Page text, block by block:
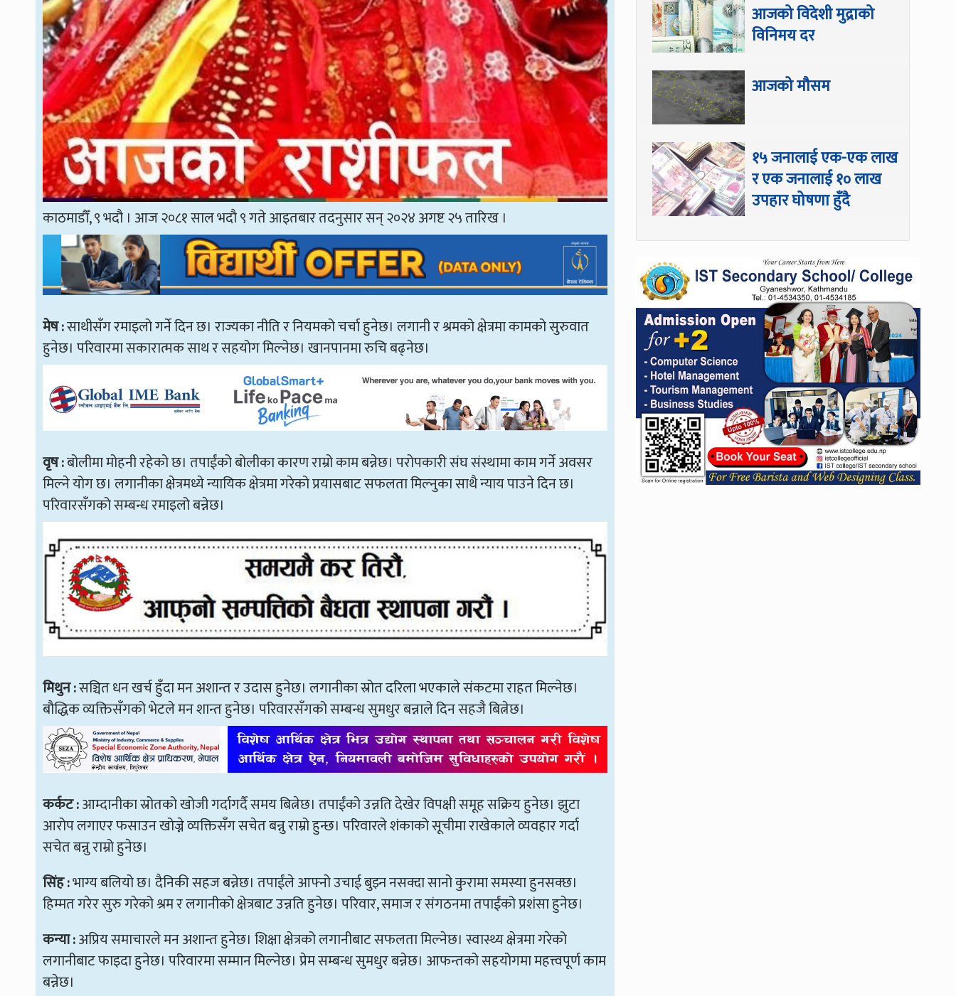
काठमाडौँ, ९ भदौ । आज २०८१ साल भदौ ९ गते आइतबार तदनुसार सन् २०२४ अगष्ट २५ तारिख ।
मेष:साथीसँग रमाइलो गर्ने दिन छ। राज्यका नीति र नियमको चर्चा हुनेछ। लगानी र श्रमको क्षेत्रमा कामको सुरुवात
हुनेछ। परिवारमा सकारात्मक साथ र सहयोग मिल्नेछ। खानपानमा रुचि बढ्नेछ।
वृष :बोलीमा मोहनी रहेको छ। तपाईंको बोलीका कारण राम्रो काम बन्नेछ। परोपकारी संघ संस्थामा काम गर्ने अवसर
मिल्ने योग छ। लगानीका क्षेत्रमध्ये न्यायिक क्षेत्रमा गरेको प्रयासबाट सफलता मिल्नुका साथै न्याय पाउने दिन छ।
परिवारसँगको सम्बन्ध रमाइलो बन्नेछ।
मिथुन :सञ्चित धन खर्च हुँदा मन अशान्त र उदास हुनेछ। लगानीका स्रोत दरिला भएकाले संकटमा राहत मिल्नेछ।
बौद्धिक व्यक्तिसँगको भेटले मन शान्त हुनेछ। परिवारसँगको सम्बन्ध सुमधुर बन्नाले दिन सहजै बित्नेछ।
कर्कट :आम्दानीका स्रोतको खोजी गर्दागर्दै समय बित्नेछ। तपाईंको उन्नति देखेर विपक्षी समूह सक्रिय हुनेछ। झुटा
आरोप लगाएर फसाउन खोज्ने व्यक्तिसँग सचेत बन्नु राम्रो हुन्छ। परिवारले शंकाको सूचीमा राखेकाले व्यवहार गर्दा
सचेत बन्नु राम्रो हुनेछ।
सिंह :भाग्य बलियो छ। दैनिकी सहज बन्नेछ। तपाईंले आफ्नो उचाई बुझ्न नसक्दा सानो कुरामा समस्या हुनसक्छ।
हिम्मत गरेर सुरु गरेको श्रम र लगानीको क्षेत्रबाट उन्नति हुनेछ। परिवार, समाज र संगठनमा तपाईंको प्रशंसा हुनेछ।
कन्या :अप्रिय समाचारले मन अशान्त हुनेछ। शिक्षा क्षेत्रको लगानीबाट सफलता मिल्नेछ। स्वास्थ्य क्षेत्रमा गरेको
लगानीबाट फाइदा हुनेछ। परिवारमा सम्मान मिल्नेछ। प्रेम सम्बन्ध सुमधुर बन्नेछ। आफन्तको सहयोगमा महत्त्वपूर्ण काम
बन्नेछ।
आजको विदेशी मुद्राको
विनिमय दर
आजको मौसम
१५ जनालाई एक-एक लाख
र एक जनालाई १० लाख
उपहार घोषणा हुँदै